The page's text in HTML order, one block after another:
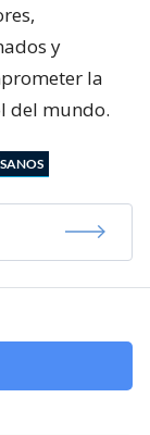
y
la
del mundo.